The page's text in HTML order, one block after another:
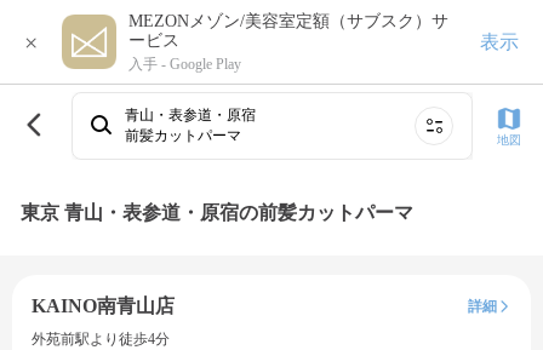
×
MEZONメゾン/美容室定額（サブスク）サ
ービス
入手 - Google Play
表示
青山・表参道・原宿
前髪カットパーマ
地図
東京 青山・表参道・原宿の前髪カットパーマ
KAINO南青山店
詳細
外苑前駅より徒歩4分